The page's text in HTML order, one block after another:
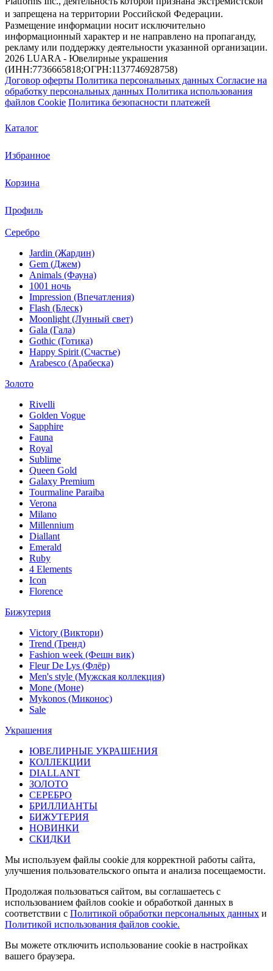
и запрещена на территории Российской Федерации.
Размещение информации носит исключительно
информационный характер и не направлено на пропаганду,
рекламу или поддержку деятельности указанной организации.
2026 LUARA - Ювелирные украшения
(ИНН:7736665818;ОГРН:1137746928758)
Договор оферты Политика персональных данных Согласие на
обработку персональных данных Политика использования
файлов Cookie Политика безопасности платежей
Каталог
Избранное
Корзина
Профиль
Серебро
Jardin (Жардин)
Gem (Джем)
Animals (Фауна)
1001 ночь
Impression (Впечатления)
Flash (Блеск)
Moonlight (Лунный свет)
Gala (Гала)
Gothic (Готика)
Happy Spirit (Счастье)
Arabesco (Арабеска)
Золото
Rivelli
Golden Vogue
Sapphire
Fauna
Royal
Sublime
Queen Gold
Galaxy Premium
Tourmaline Paraiba
Verona
Milano
Millennium
Diallant
Emerald
Ruby
4 Elements
Icon
Florence
Бижутерия
Victory (Виктори)
Trend (Тренд)
Fashion week (Фешн вик)
Fleur De Lys (Флёр)
Men's style (Мужская коллекция)
Mone (Моне)
Mykonos (Миконос)
Sale
Украшения
ЮВЕЛИРНЫЕ УКРАШЕНИЯ
КОЛЛЕКЦИИ
DIALLANT
ЗОЛОТО
СЕРЕБРО
БРИЛЛИАНТЫ
БИЖУТЕРИЯ
НОВИНКИ
СКИДКИ
Мы используем файлы cookie для корректной работы сайта,
улучшения пользовательского опыта и анализа посещаемости.
Продолжая пользоваться сайтом, вы соглашаетесь с
использованием файлов cookie и обработкой данных в
соответствии с Политикой обработки персональных данных и
Политикой использования файлов cookie.
Вы можете отключить использование cookie в настройках
вашего браузера.